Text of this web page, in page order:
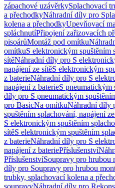
zápachové uzávěrkySplachovací
a přechodkyNáhradní díly pro
kolena a přechodkyUpevňovací
spláchnutíPřipojení zařizovacích
pisoárůMontáž pod omítku
omítkuS elektronickým spuštěním
sítěNáhradní díly pro S
napájení ze sítěS elektronickým
z baterieNáhradní díly pro S
napájení z baterieS pneumatickým
díly pro S pneumatickým
pro BasicNa omítkuNáhradní díly
spuštěním splachování, napájení
S elektronickým spuštěním
sítěS elektronickým spuštěním
z baterieNáhradní díly pro S
napájení z bateriePříslušenství
PříslušenstvíSoupravy pro hrubou
díly pro Soupravy pro hrubou
trubky, splachovací kolena a
soupravyNáhradní díly pro